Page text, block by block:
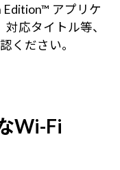
アプリケ
応タイトル等、
ください。
Wi-Fi